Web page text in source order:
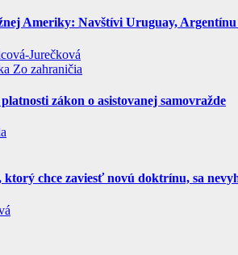
Ameriky: Navštívi Uruguay,
Jurečková
Zo zahraničia
zákon o asistovanej samovražde
ktorý chce zaviesť novú doktrínu, sa